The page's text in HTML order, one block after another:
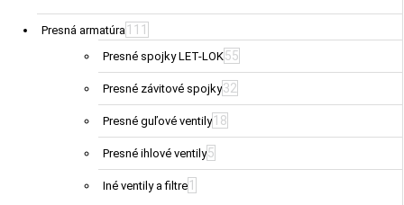
Presná armatúra 111
Presné spojky LET-LOK55
Presné závitové spojky32
Presné guľové ventily 18
Presné ihlové ventily5
Iné ventily a filtre 1